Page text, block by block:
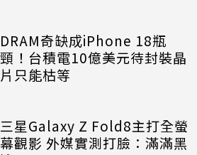
DRAM奇缺成iPhone 18瓶
頸！台積電10億美元待封裝晶
片只能枯等
三星Galaxy Z Fold8主打全螢
幕觀影 外媒實測打臉：滿滿黑